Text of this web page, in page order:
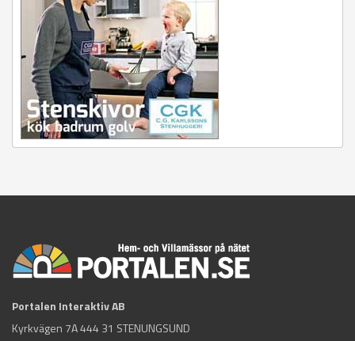
Portalen Interaktiv AB
Kyrkvägen 7A 444 31 STENUNGSUND